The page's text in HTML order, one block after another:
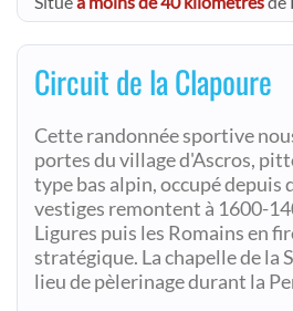
Circuit de la Clapoure
Cette randonnée sportive
portes du village d'Ascros,
type bas alpin, occupé depuis
vestiges remontent à 1600-
Ligures puis les Romains en
stratégique. La chapelle de la
lieu de pèlerinage durant la